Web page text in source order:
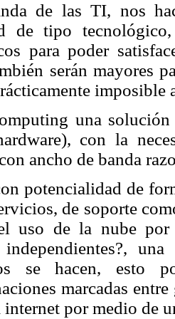
de las TI, nos
de tipo
para poder
serán mayores
imposible
una
con la
ancho de banda
potencialidad de
de soporte
uso de la nube por
independientes?,
se hacen, esto
marcadas
internet por medio de